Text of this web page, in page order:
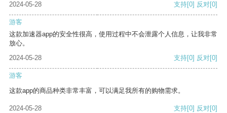
2024-05-28
支持[0] 反对[0]
游客
这款加速器app的安全性很高，使用过程中不会泄露个人信息，让我非常
放心。
2024-05-28
支持[0] 反对[0]
游客
这款app的商品种类非常丰富，可以满足我所有的购物需求。
2024-05-28 支持[0] 反对[0]